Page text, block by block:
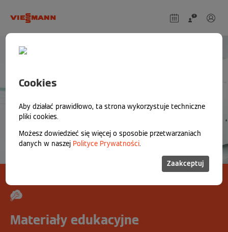
Cookies
Aby działać prawidłowo, ta strona wykorzystuje techniczne
pliki cookies.
Możesz dowiedzieć się więcej o sposobie przetwarzaniach
danych w naszej Polityce Prywatności.
Zaakceptuj
Materiały edukacyjne